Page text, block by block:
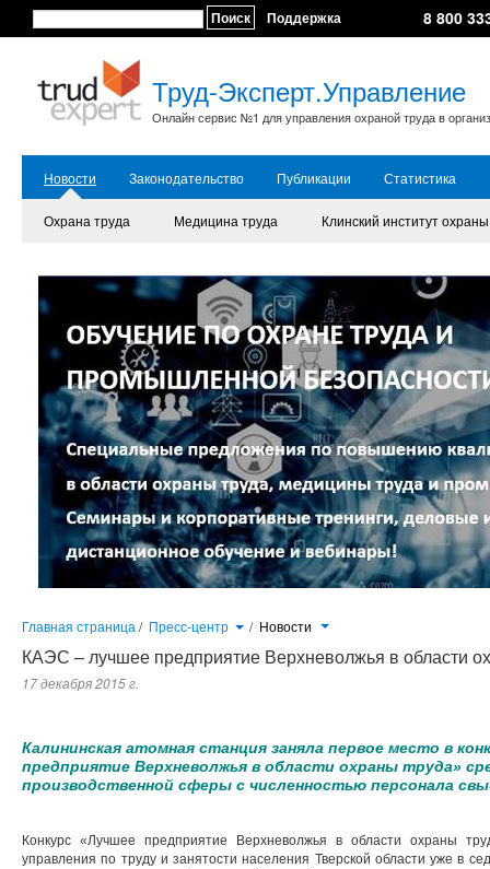
Поиск Поддержка 8 800
Труд-Эксперт.Управление
Онлайн сервис №1 для управления охраной труда в
Новости Законодательство Публикации Статистика
Охрана труда Медицина труда Клинский институт
Главная страница / Пресс-центр / Новости
КАЭС – лучшее предприятие Верхневолжья в области
17 декабря 2015 г.
Калининская атомная станция заняла первое место в
предприятие Верхневолжья в области охраны труда»
производственной сферы с численностью персонала
Конкурс «Лучшее предприятие Верхневолжья в области охраны
управления по труду и занятости населения Тверской области уже в